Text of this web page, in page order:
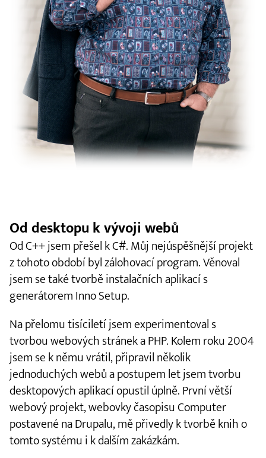
Od desktopu k vývoji webů
Od C++ jsem přešel k C#. Můj nejúspěšnější projekt
z tohoto období byl zálohovací program. Věnoval
jsem se také tvorbě instalačních aplikací s
generátorem Inno Setup.
Na přelomu tisíciletí jsem experimentoval s
tvorbou webových stránek a PHP. Kolem roku 2004
jsem se k němu vrátil, připravil několik
jednoduchých webů a postupem let jsem tvorbu
desktopových aplikací opustil úplně. První větší
webový projekt, webovky časopisu Computer
postavené na Drupalu, mě přivedly k tvorbě knih o
tomto systému i k dalším zakázkám.